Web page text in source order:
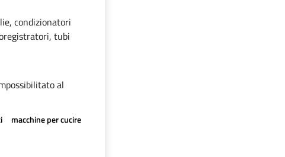
condizionatori
tubi
al
macchine per cucire